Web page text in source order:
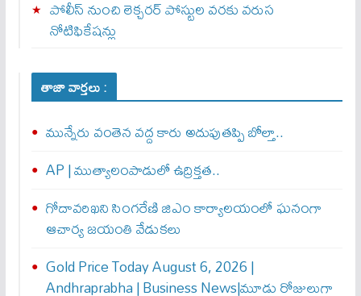
పోలీస్ నుంచి లెక్చరర్ పోస్టుల వరకు వరుస
నోటిఫికేషన్లు
తాజా వార్తలు :
మున్నేరు వంతెన వద్ద కారు అదుపుతప్పి బోల్తా..
AP | ముత్యాలంపాడులో ఉద్రిక్తత..
గోదావరిఖని సింగరేణి జిఎం కార్యాలయంలో ఘనంగా
ఆచార్య జయంతి వేడుకలు
Gold Price Today August 6, 2026 |
Andhraprabha | Business News|మూడు రోజులుగా